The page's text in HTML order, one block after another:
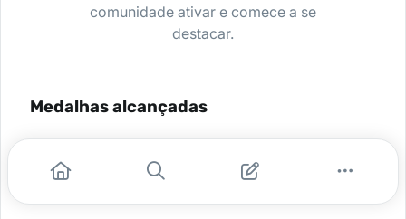
comunidade ativar e comece a se
destacar.
Medalhas alcançadas
Nenhuma medalha encontrada